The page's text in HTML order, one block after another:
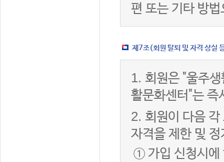
편 또는 기타 방
제7조(회원 탈퇴 및 자격 상실
1. 회원은 "울주
활문화센터"는 즉
2. 회원이 다음
자격을 제한 및
① 가입 신청시에